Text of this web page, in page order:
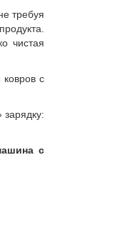
требуя
чистая
ковров с
с